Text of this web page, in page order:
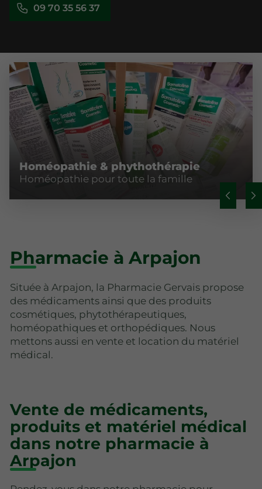
09 70 35 56 37
Homéopathie & phythothérapie
Homéopathie pour toute la famille
Pharmacie à Arpajon
Située à Arpajon, la Pharmacie Gervais propose
des médicaments ainsi que des produits
cosmétiques, phytothérapeutiques,
homéopathiques et orthopédiques. Nous
mettons aussi en vente et location du matériel
médical.
Vente de médicaments,
produits et matériel médical
dans notre pharmacie à
Arpajon